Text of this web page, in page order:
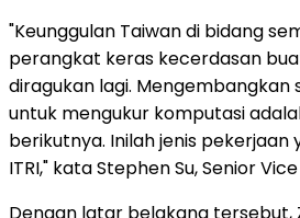
"Keunggulan Taiwan di bidang
perangkat keras kecerdasan
diragukan lagi.
untuk mengukur komputasi
berikutnya. Inilah jenis pekerjaan
ITRI," kata Stephen Su, Senior
Dengan latar belakang